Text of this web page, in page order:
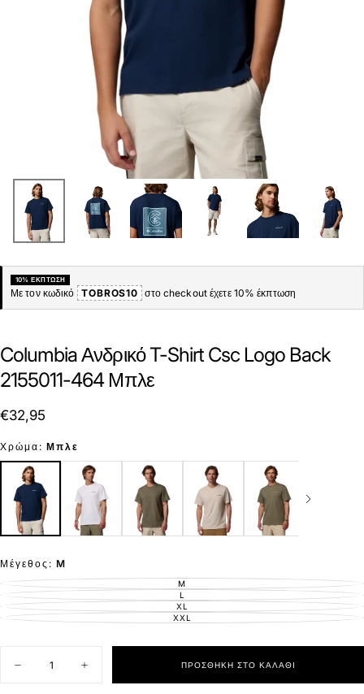
10% ΈΚΠΤΩΣΗ
Με τον κωδικό TOBROS10 στο checkout έχετε 10% έκπτωση
Columbia Ανδρικό T-Shirt Csc Logo Back
2155011-464 Μπλε
€32,95
Τιμή
€32,95
Χρώμα: Μπλε
Μέγεθος: M
MΕΚΤΌΣ
ΑΠΟΘΈΜΑΤΟΣ
LΕΚΤΌΣ
ΑΠΟΘΈΜΑΤΟΣ
XLΕΚΤΌΣ
ΑΠΟΘΈΜΑΤΟΣ
XXLΕΚΤΌΣ
Μείωση
Αύξηση
ποσότητας
ΠΡΟΣΘΉΚΗ ΣΤΟ ΚΑΛΆΘΙ